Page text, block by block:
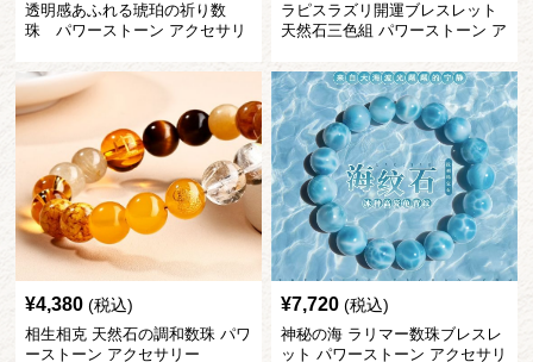
透明感あふれる琥珀の祈り数
珠 パワーストーン アクセサリ
ラピスラズリ開運ブレスレット
天然石三色組 パワーストーン ア
¥4,380 (税込)
相生相克 天然石の調和数珠 パワ
ーストーン アクセサリー
¥7,720 (税込)
神秘の海 ラリマー数珠ブレスレ
ット パワーストーン アクセサリ